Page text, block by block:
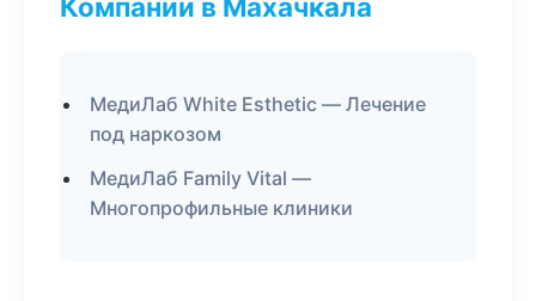
Компании в Махачкала
МедиЛаб White Esthetic — Лечение
под наркозом
МедиЛаб Family Vital —
Многопрофильные клиники